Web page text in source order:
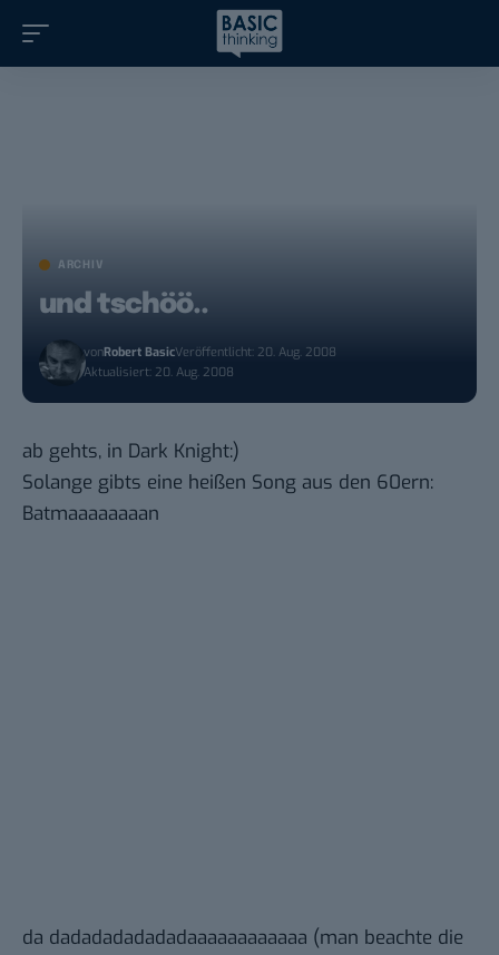
ARCHIV
und tschöö..
vonRobert BasicVeröffentlicht: 20. Aug. 2008
Aktualisiert: 20. Aug. 2008
ab gehts, in Dark Knight:)
Solange gibts eine heißen Song aus den 60ern:
Batmaaaaaaaan
da dadadadadadadaaaaaaaaaaaa (man beachte die